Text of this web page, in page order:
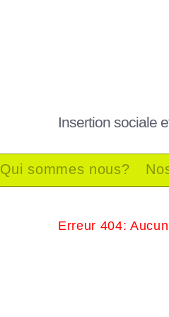
Insertion sociale
Qui sommes nous?
Erreur 404: